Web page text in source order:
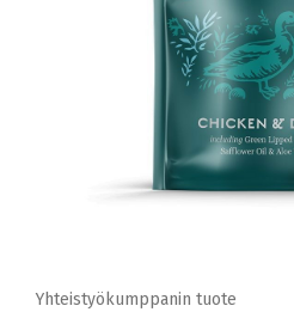
Yhteistyökumppanin tuote